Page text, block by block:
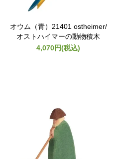
オウム（青）21401 ostheimer/
オストハイマーの動物積木
4,070円(税込)